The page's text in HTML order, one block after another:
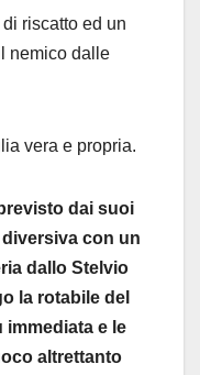
riscatto ed un
nemico dalle
vera e propria.
dai suoi
diversiva con un
dallo Stelvio
la rotabile del
immediata e le
altrettanto